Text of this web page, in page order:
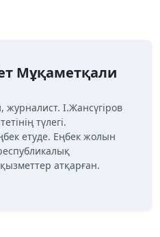
Мұқаметқали
І.Жансүгіров
түлегі.
етуде. Еңбек жолын
атқарған.